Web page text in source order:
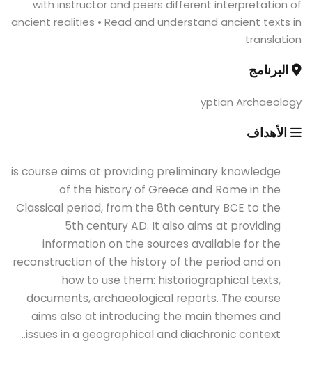
with instructor and peers different interpretation of
ancient realities • Read and understand ancient texts in
translation
البرنامج
yptian Archaeology
الأهداف
is course aims at providing preliminary knowledge
of the history of Greece and Rome in the
Classical period, from the 8th century BCE to the
5th century AD. It also aims at providing
information on the sources available for the
reconstruction of the history of the period and on
how to use them: historiographical texts,
documents, archaeological reports. The course
aims also at introducing the main themes and
issues in a geographical and diachronic context..